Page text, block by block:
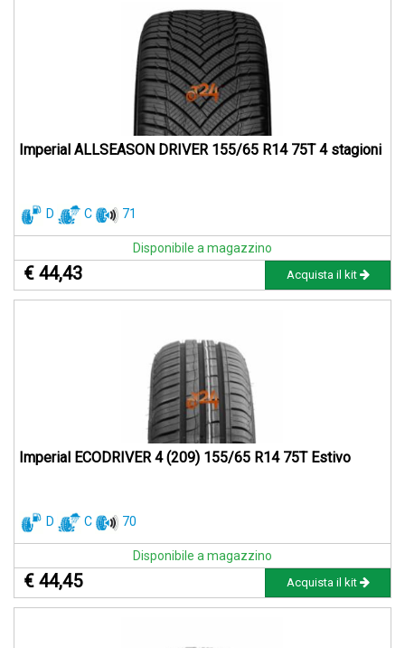
Imperial ALLSEASON DRIVER 155/65 R14 75T 4 stagioni
D C 71
Disponibile a magazzino
€ 44,43 Acquista il kit
Imperial ECODRIVER 4 (209) 155/65 R14 75T Estivo
D C 70
Disponibile a magazzino
€ 44,45 Acquista il kit